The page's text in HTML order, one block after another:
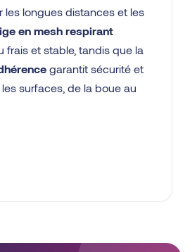
les longues distances et les
en mesh respirant
frais et stable, tandis que la
garantit sécurité et
surfaces, de la boue au